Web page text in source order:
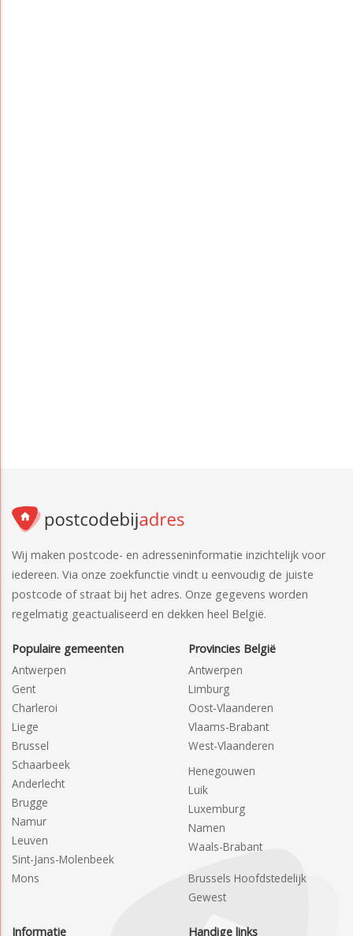
Wij maken postcode- en adresseninformatie inzichtelijk voor
iedereen. Via onze zoekfunctie vindt u eenvoudig de juiste
postcode of straat bij het adres. Onze gegevens worden
regelmatig geactualiseerd en dekken heel België.
Populaire gemeenten
Antwerpen
Gent
Charleroi
Liege
Brussel
Schaarbeek
Anderlecht
Brugge
Namur
Leuven
Sint-Jans-Molenbeek
Mons
Provincies België
Antwerpen
Limburg
Oost-Vlaanderen
Vlaams-Brabant
West-Vlaanderen
Henegouwen
Luik
Luxemburg
Namen
Waals-Brabant
Brussels Hoofdstedelijk
Gewest
Informatie Handige links